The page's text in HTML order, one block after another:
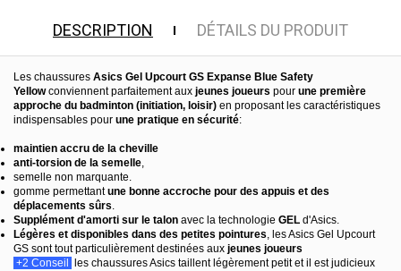
DESCRIPTION DÉTAILS DU PRODUIT
Les chaussures Asics Gel Upcourt GS Expanse Blue Safety
Yellow conviennent parfaitement aux jeunes joueurs pour une première
approche du badminton (initiation, loisir) en proposant les caractéristiques
indispensables pour une pratique en sécurité:
maintien accru de la cheville
anti-torsion de la semelle,
semelle non marquante.
gomme permettantune bonne accroche pour des appuis et des
déplacements sûrs.
Supplément d'amorti sur le talon avec la technologie GEL d'Asics.
Légères et disponibles dans des petites pointures, les Asics Gel Upcourt
GS sont tout particulièrement destinées aux jeunes joueurs
+2 Conseil
les chaussures Asics taillent légèrement petit et il est judicieux